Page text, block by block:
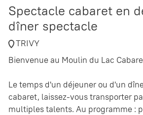
Spectacle cabaret en
dîner spectacle
TRIVY
Bienvenue au Moulin du Lac
Le temps d'un déjeuner ou d'un
cabaret, laissez-vous transporter
multiples talents. Au programme :